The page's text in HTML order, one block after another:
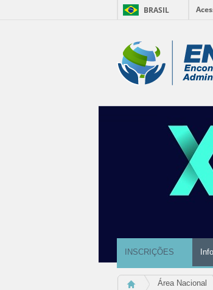
BRASIL
conteúdo.
Ferramentas
Pessoais
INSCRIÇÕES
Área Nacional